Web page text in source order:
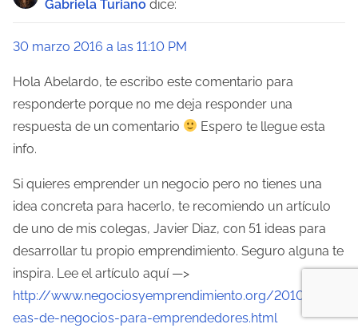
Gabriela Turiano dice:
30 marzo 2016 a las 11:10 PM
Hola Abelardo, te escribo este comentario para
responderte porque no me deja responder una
respuesta de un comentario
Espero te llegue esta
info.
Si quieres emprender un negocio pero no tienes una
idea concreta para hacerlo, te recomiendo un artículo
de uno de mis colegas, Javier Diaz, con 51 ideas para
desarrollar tu propio emprendimiento. Seguro alguna te
inspira. Lee el artículo aquí —>
http://www.negociosyemprendimiento.org/2010/01/id
eas-de-negocios-para-emprendedores.html